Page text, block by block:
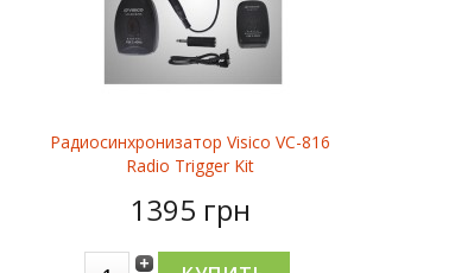
Радиосинхронизатор Visico VC-816
Radio Trigger Kit
1395 грн